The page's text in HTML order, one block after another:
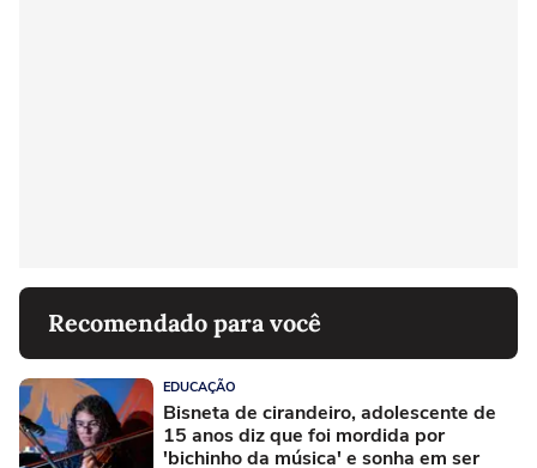
Recomendado para você
EDUCAÇÃO
Bisneta de cirandeiro, adolescente de
15 anos diz que foi mordida por
'bichinho da música' e sonha em ser